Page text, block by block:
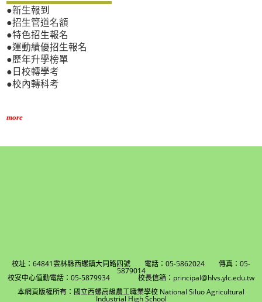
●新生報到
●招生管道名額
●特色招生報名
●運動績優招生報名
●歷年升學榜單
●日校轉學考
●校內轉科考
more
校址：64841雲林縣西螺鎮大同路四號 電話：05-5862024 傳真：05-
5879014
校安中心值勤電話：05-5879934 校長信箱：principal@hlvs.ylc.edu.tw
本網頁版權所有：國立西螺高級農工職業學校 National Siluo Agricultural
Industrial High School